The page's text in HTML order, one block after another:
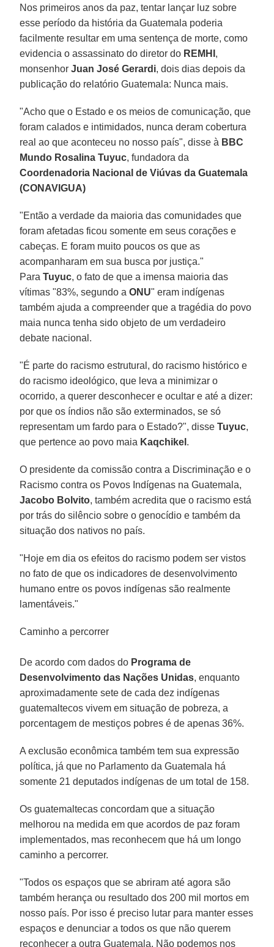
Nos primeiros anos da paz, tentar lançar luz sobre
esse período da história da Guatemala poderia
facilmente resultar em uma sentença de morte, como
evidencia o assassinato do diretor do REMHI ,
monsenhorJuan José Gerardi, dois dias depois da
publicação do relatório Guatemala: Nunca mais.
"Acho que o Estado e os meios de comunicação, que
foram calados e intimidados, nunca deram cobertura
real ao que aconteceu no nosso país", disse à BBC
Mundo Rosalina Tuyuc, fundadora da
Coordenadoria Nacional de Viúvas da Guatemala
(CONAVIGUA)
"Então a verdade da maioria das comunidades que
foram afetadas ficou somente em seus corações e
cabeças. E foram muito poucos os que as
acompanharam em sua busca por justiça."
ParaTuyuc, o fato de que a imensa maioria das
vítimas "83%, segundo aONU" eram indígenas
também ajuda a compreender que a tragédia do povo
maia nunca tenha sido objeto de um verdadeiro
debate nacional.
"É parte do racismo estrutural, do racismo histórico e
do racismo ideológico, que leva a minimizar o
ocorrido, a querer desconhecer e ocultar e até a dizer:
por que os índios não são exterminados, se só
representam um fardo para o Estado?", disseTuyuc,
que pertence ao povo maia Kaqchikel .
O presidente da comissão contra a Discriminação e o
Racismo contra os Povos Indígenas na Guatemala,
Jacobo Bolvito, também acredita que o racismo está
por trás do silêncio sobre o genocídio e também da
situação dos nativos no país.
"Hoje em dia os efeitos do racismo podem ser vistos
no fato de que os indicadores de desenvolvimento
humano entre os povos indígenas são realmente
lamentáveis."
Caminho a percorrer
De acordo com dados do Programa de
Desenvolvimento das Nações Unidas, enquanto
aproximadamente sete de cada dez indígenas
guatemaltecos vivem em situação de pobreza, a
porcentagem de mestiços pobres é de apenas 36%.
A exclusão econômica também tem sua expressão
política, já que no Parlamento da Guatemala há
somente 21 deputados indígenas de um total de 158.
Os guatemaltecas concordam que a situação
melhorou na medida em que acordos de paz foram
implementados, mas reconhecem que há um longo
caminho a percorrer.
"Todos os espaços que se abriram até agora são
também herança ou resultado dos 200 mil mortos em
nosso país. Por isso é preciso lutar para manter esses
espaços e denunciar a todos os que não querem
reconhecer a outra Guatemala. Não podemos nos